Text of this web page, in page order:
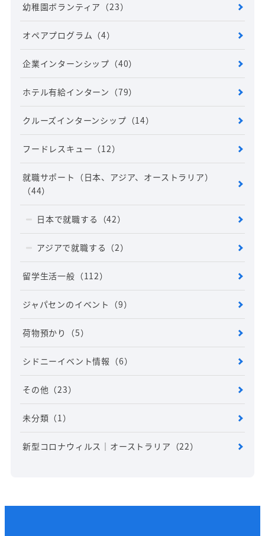
幼稚園ボランティア （23）
オペアプログラム （4）
企業インターンシップ （40）
ホテル有給インターン （79）
クルーズインターンシップ （14）
フードレスキュー （12）
就職サポート（日本、アジア、オーストラリア）
（44）
日本で就職する （42）
アジアで就職する （2）
留学生活一般 （112）
ジャパセンのイベント （9）
荷物預かり （5）
シドニーイベント情報 （6）
その他 （23）
未分類 （1）
新型コロナウィルス｜オーストラリア （22）